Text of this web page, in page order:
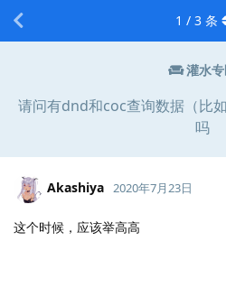
灌水
请问有dnd和coc查询数据（比
吗
1 / 3 条
Akashiya 2020年7月23日
这个时候，应该举高高